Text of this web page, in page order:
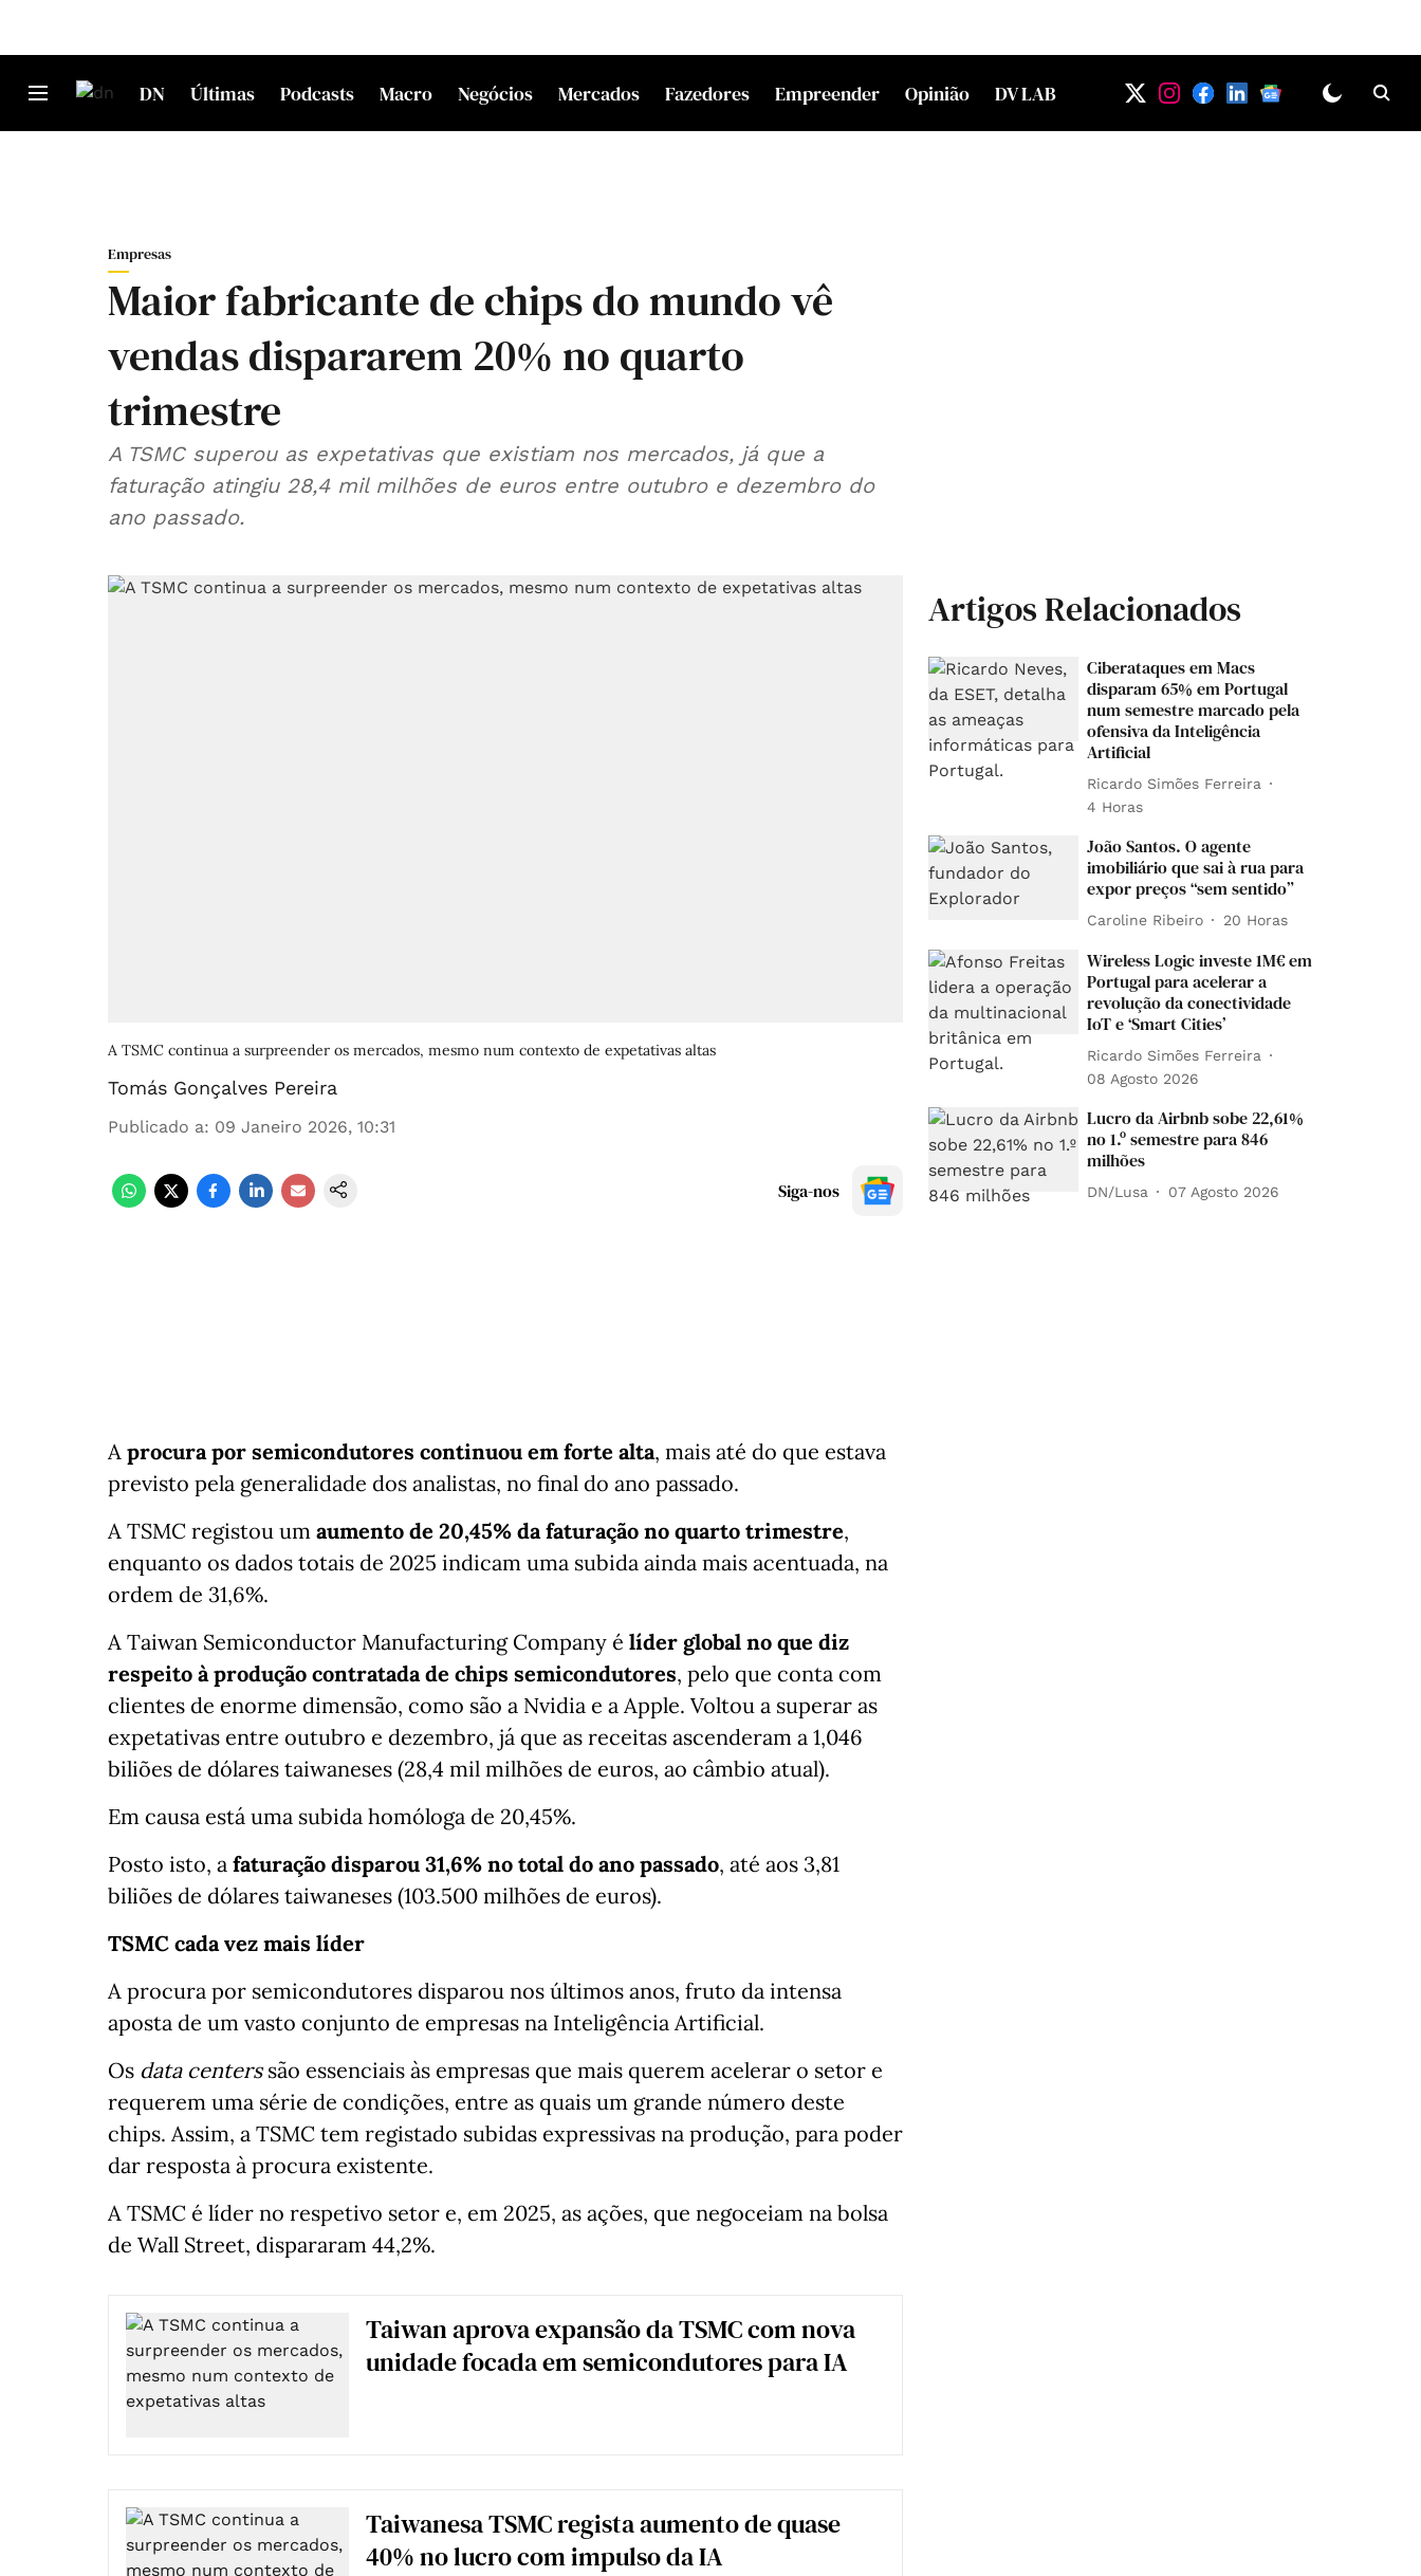
DN Últimas Podcasts Macro Negócios Mercados Fazedores Empreender Opinião DV LAB
Empresas
Maior fabricante de chips do mundo vê
vendas dispararem 20% no quarto
trimestre
A TSMC superou as expetativas que existiam nos mercados, já que a
faturação atingiu 28,4 mil milhões de euros entre outubro e dezembro do
ano passado.
A TSMC continua a surpreender os mercados, mesmo num contexto de expetativas altas
Tomás Gonçalves Pereira
Publicado a: 09 Janeiro 2026, 10:31
Siga-nos
A procura por semicondutores continuou em forte alta, mais até do que estava
previsto pela generalidade dos analistas, no final do ano passado.
A TSMC registou um aumento de 20,45% da faturação no quarto trimestre,
enquanto os dados totais de 2025 indicam uma subida ainda mais acentuada, na
ordem de 31,6%.
A Taiwan Semiconductor Manufacturing Company é líder global no que diz
respeito à produção contratada de chips semicondutores, pelo que conta com
clientes de enorme dimensão, como são a Nvidia e a Apple. Voltou a superar as
expetativas entre outubro e dezembro, já que as receitas ascenderam a 1,046
biliões de dólares taiwaneses (28,4 mil milhões de euros, ao câmbio atual).
Em causa está uma subida homóloga de 20,45%.
Posto isto, a faturação disparou 31,6% no total do ano passado, até aos 3,81
biliões de dólares taiwaneses (103.500 milhões de euros).
TSMC cada vez mais líder
A procura por semicondutores disparou nos últimos anos, fruto da intensa
aposta de um vasto conjunto de empresas na Inteligência Artificial.
Os data centerssão essenciais às empresas que mais querem acelerar o setor e
requerem uma série de condições, entre as quais um grande número deste
chips. Assim, a TSMC tem registado subidas expressivas na produção, para poder
dar resposta à procura existente.
A TSMC é líder no respetivo setor e, em 2025, as ações, que negoceiam na bolsa
de Wall Street, dispararam 44,2%.
Taiwan aprova expansão da TSMC com nova
unidade focada em semicondutores para IA
Taiwanesa TSMC regista aumento de quase
40% no lucro com impulso da IA
Artigos Relacionados
Ciberataques em Macs
disparam 65% em Portugal
num semestre marcado pela
ofensiva da Inteligência
Artificial
Ricardo Simões Ferreira
4 Horas
João Santos. O agente
imobiliário que sai à rua para
expor preços “sem sentido”
Caroline Ribeiro 20 Horas
Wireless Logic investe 1M€ em
Portugal para acelerar a
revolução da conectividade
IoT e ‘Smart Cities’
Ricardo Simões Ferreira
08 Agosto 2026
Lucro da Airbnb sobe 22,61%
no 1.º semestre para 846
milhões
DN/Lusa 07 Agosto 2026